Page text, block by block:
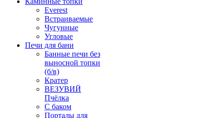
Everest
Встраиваемые
Чугунные
Угловые
Печи для бани
Банные печи без
выносной топки
(б/в)
Кратер
ВЕЗУВИЙ
Пчёлка
С баком
Порталы для